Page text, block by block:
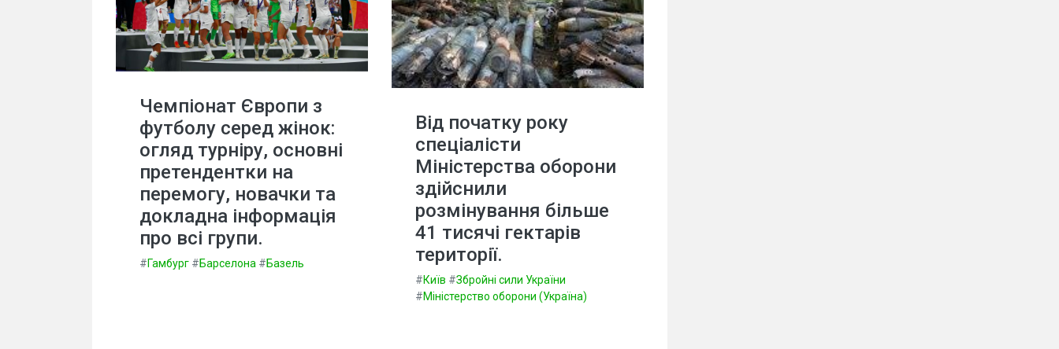
Чемпіонат Європи з
футболу серед жінок:
огляд турніру, основні
претендентки на
перемогу, новачки та
докладна інформація
про всі групи.
#Гамбург #Барселона #Базель
Від початку року
спеціалісти
Міністерства оборони
здійснили
розмінування більше
41 тисячі гектарів
території.
#Київ #Збройні сили України
#Міністерство оборони (Україна)